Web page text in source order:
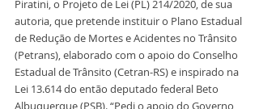
Piratini, o Projeto de Lei (PL) 214/2020, de sua
autoria, que pretende instituir o Plano Estadual
de Redução de Mortes e Acidentes no Trânsito
(Petrans), elaborado com o apoio do Conselho
Estadual de Trânsito (Cetran-RS) e inspirado na
Lei 13.614 do então deputado federal Beto
Albuquerque (PSB). “Pedi o apoio do Governo